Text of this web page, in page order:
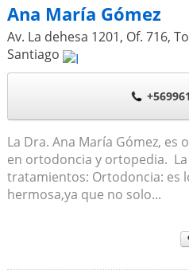
Ana María Gómez
Av. La dehesa 1201, Of. 716,
Santiago
La Dra. Ana María Gómez, es
en ortodoncia y ortopedia.
tratamientos: Ortodoncia: es
hermosa,ya que no solo...